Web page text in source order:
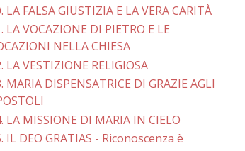
LA FALSA GIUSTIZIA E LA VERA CARITÀ
LA VOCAZIONE DI PIETRO E LE
NELLA CHIESA
LA VESTIZIONE RELIGIOSA
MARIA DISPENSATRICE DI GRAZIE AGLI
LA MISSIONE DI MARIA IN CIELO
IL DEO GRATIAS - Riconoscenza è